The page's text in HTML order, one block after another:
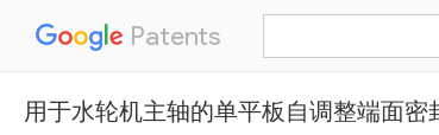
Patents
用于水轮机主轴的单平板自调整端面密